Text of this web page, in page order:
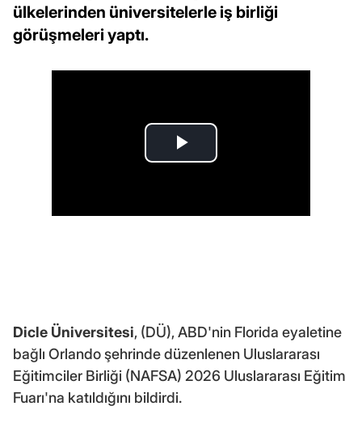
ülkelerinden üniversitelerle iş birliği
görüşmeleri yaptı.
Dicle Üniversitesi, (DÜ), ABD'nin Florida eyaletine
bağlı Orlando şehrinde düzenlenen Uluslararası
Eğitimciler Birliği (NAFSA) 2026 Uluslararası Eğitim
Fuarı'na katıldığını bildirdi.